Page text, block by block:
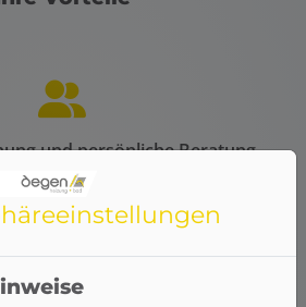
und persönliche Beratung
Ihnen über Ihre Vorstellungen
die Voraussetzungen für einen
Gas
transparente Kostenaufstellung